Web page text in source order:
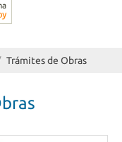
Trámites de Obras